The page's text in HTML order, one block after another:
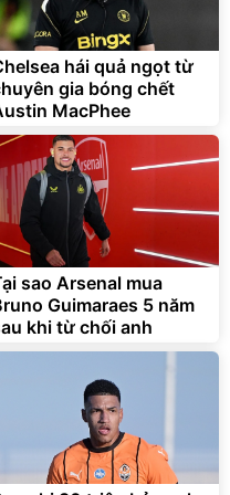
đạp điện trợ lực G-
C14 gấp gọn bỏ cốp
lợi
đ
đ
Đang xem nhiều
FORCE VIETNA
hái quả ngọt từ
gia bóng chết
MacPhee
sao Arsenal mua
Guimaraes 5 năm
khi từ chối anh